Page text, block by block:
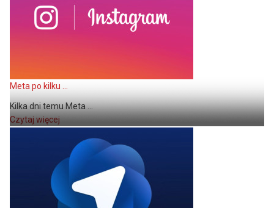
Meta po kilku ...
Kilka dni temu Meta ...
Czytaj więcej